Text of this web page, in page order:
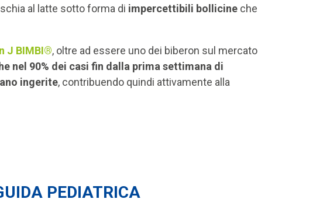
al latte sotto forma di impercettibili bollicine che
J BIMBI®, oltre ad essere uno dei biberon sul mercato
nel 90% dei casi fin dalla prima settimana di
ingerite, contribuendo quindi attivamente alla
PEDIATRICA